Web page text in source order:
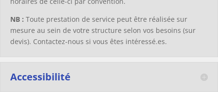
NB : Toute prestation de service peut être réalisée sur
mesure au sein de votre structure selon vos besoins (sur
devis). Contactez-nous si vous êtes intéressé.es.
Accessibilité